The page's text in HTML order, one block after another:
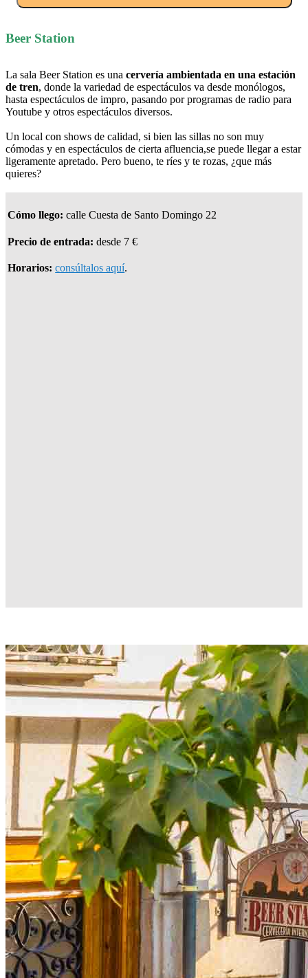
Beer Station
La sala Beer Station es una cervería ambientada en una estación
de tren, donde la variedad de espectáculos va desde monólogos,
hasta espectáculos de impro, pasando por programas de radio para
Youtube y otros espectáculos diversos.
Un local con shows de calidad, si bien las sillas no son muy
cómodas y en espectáculos de cierta afluencia,se puede llegar a estar
ligeramente apretado. Pero bueno, te ríes y te rozas, ¿que más
quieres?
Cómo llego: calle Cuesta de Santo Domingo 22
Precio de entrada: desde 7 €
Horarios:consúltalos aquí.